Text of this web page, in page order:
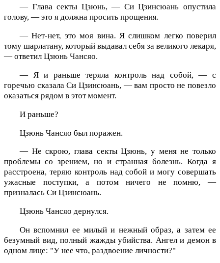
— Глава секты Цзюнь, — Си Цзинсюань опустила
голову, — это я должна просить прощения.
— Нет-нет, это моя вина. Я слишком легко поверил
тому шарлатану, который выдавал себя за великого лекаря,
— ответил Цзюнь Чансяо.
— Я и раньше теряла контроль над собой, — с
горечью сказала Си Цзинсюань, — вам просто не повезло
оказаться рядом в этот момент.
И раньше?
Цзюнь Чансяо был поражен.
— Не скрою, глава секты Цзюнь, у меня не только
проблемы со зрением, но и странная болезнь. Когда я
расстроена, теряю контроль над собой и могу совершать
ужасные поступки, а потом ничего не помню, —
призналась Си Цзинсюань.
Цзюнь Чансяо дернулся.
Он вспомнил ее милый и нежный образ, а затем ее
безумный вид, полный жажды убийства. Ангел и демон в
одном лице: "У нее что, раздвоение личности?"